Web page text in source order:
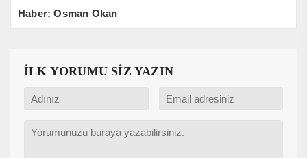
Haber: Osman Okan
İLK YORUMU SİZ YAZIN